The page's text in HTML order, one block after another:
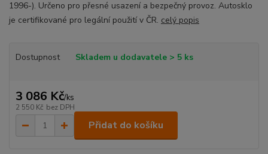
1996-). Určeno pro přesné usazení a bezpečný provoz. Autosklo
je certifikované pro legální použití v ČR. celý popis
Dostupnost Skladem u dodavatele > 5 ks
3 086 Kč/ks
2 550 Kč bez DPH
Přidat do košíku